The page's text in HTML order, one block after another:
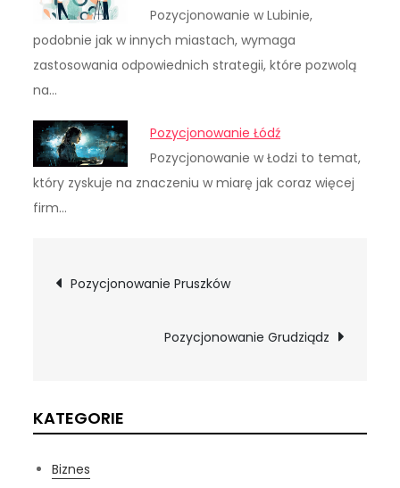
Pozycjonowanie w Lubinie,
podobnie jak w innych miastach, wymaga
zastosowania odpowiednich strategii, które pozwolą
na…
Pozycjonowanie Łódź
Pozycjonowanie w Łodzi to temat,
który zyskuje na znaczeniu w miarę jak coraz więcej
firm…
Nawigacja
Pozycjonowanie Pruszków
Pozycjonowanie Grudziądz
KATEGORIE
Biznes